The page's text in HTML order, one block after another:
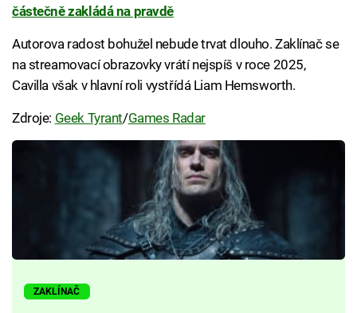
částečně zakládá na pravdě
Autorova radost bohužel nebude trvat dlouho. Zaklínač se
na streamovací obrazovky vrátí nejspíš v roce 2025,
Cavilla však v hlavní roli vystřídá Liam Hemsworth.
Zdroje: Geek Tyrant/Games Radar
ZAKLÍNAČ